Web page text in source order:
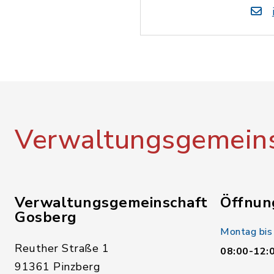
Verwaltungsgemeinschaft
Gosberg
Reuther Straße 1
91361 Pinzberg
Montag
08:00-